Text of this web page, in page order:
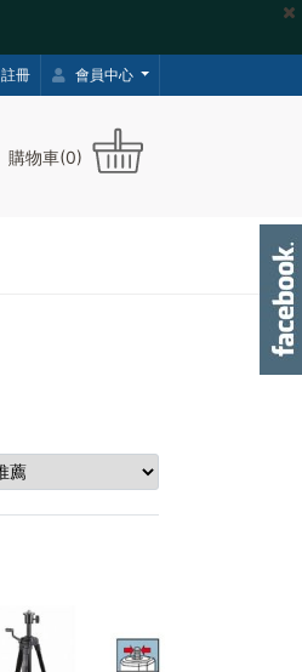
註冊 會員中心
購物車(0)